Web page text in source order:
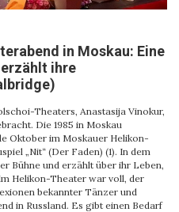
in Moskau: Eine
ihre
Theaters, Anastasija Vinokur,
Die 1985 in Moskau
Oktober im Moskauer Helikon-
„Nit“ (Der Faden) (1). In dem
Bühne und erzählt über ihr Leben,
Helikon-Theater war voll, der
bekannter Tänzer und
in Russland. Es gibt einen Bedarf